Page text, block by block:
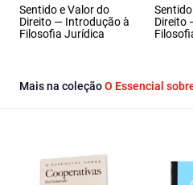
Sentido e Valor do
Direito — Introdução à
Filosofia Jurídica
Direito
Mais na coleçãoO Essencial